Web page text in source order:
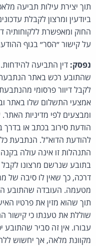
תוך יצירת עילות תביעה
ביודעין ומרצון לקבלת
החוק ומאפשרת ללקוחותיה
על קישור ״הסר״ בגוף
נפסק: דין התביעה
שהתובע רכש באתר
לקבל דיוור פרסומי
אמצעי התשלום שלו באתר
ומבצעים לפי מדיניות
הודעת סירוב בכתב או
להודעת הדוא"ל. הנתבעת
התנהלות זו אינה עולה
בתובע שנרשם מרצונו
דרכה, כך שאין לו סיבה של
מטעמה. העובדה שהתובע
תוך שהוא מזין את פרטיו
שוללת את טענתו כי קישור
עבורו. אין זה סביר שהתובע
מקוונת מלאה, אך יחשוש